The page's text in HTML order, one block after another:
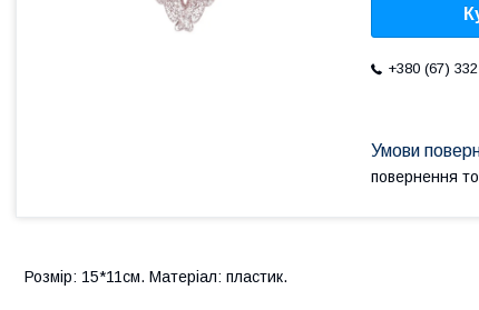
+380 (67)
повернення
Розмір: 15*11см. Матеріал: пластик.